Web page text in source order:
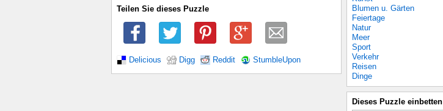
Teilen Sie dieses Puzzle
Delicious Digg Reddit StumbleUpon
Blumen u. Gärten
Feiertage
Natur
Meer
Sport
Verkehr
Reisen
Dinge
Dieses Puzzle einbetten